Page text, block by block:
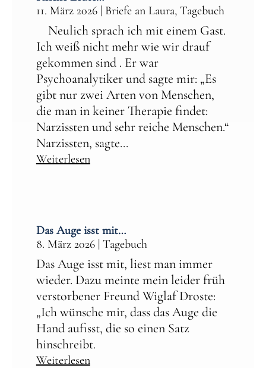
11. März 2026| Briefe an Laura, Tagebuch
Neulich sprach ich mit einem Gast.
Ich weiß nicht mehr wie wir drauf
gekommen sind . Er war
Psychoanalytiker und sagte mir: „Es
gibt nur zwei Arten von Menschen,
die man in keiner Therapie findet:
Narzissten und sehr reiche Menschen.“
Narzissten, sagte...
Weiterlesen
Das Auge isst mit…
8. März 2026| Tagebuch
Das Auge isst mit, liest man immer
wieder. Dazu meinte mein leider früh
verstorbener Freund Wiglaf Droste:
„Ich wünsche mir, dass das Auge die
Hand aufisst, die so einen Satz
hinschreibt.
Weiterlesen